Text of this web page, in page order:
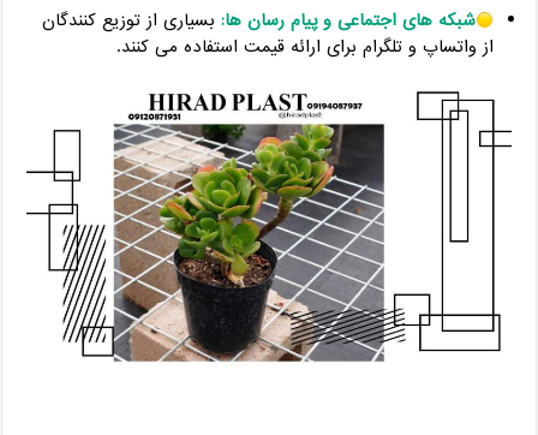
شبکه های اجتماعی و پیام رسان ها: بسیاری از توزیع کنندگان
از واتساپ و تلگرام برای ارائه قیمت استفاده می کنند.